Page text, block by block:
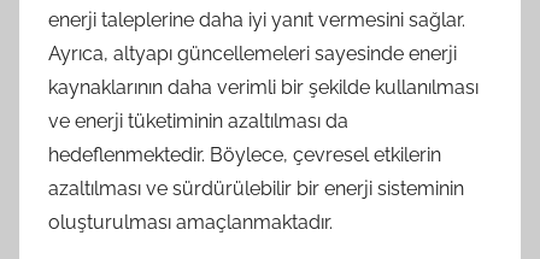
enerji taleplerine daha iyi yanıt vermesini sağlar.
Ayrıca, altyapı güncellemeleri sayesinde enerji
kaynaklarının daha verimli bir şekilde kullanılması
ve enerji tüketiminin azaltılması da
hedeflenmektedir. Böylece, çevresel etkilerin
azaltılması ve sürdürülebilir bir enerji sisteminin
oluşturulması amaçlanmaktadır.